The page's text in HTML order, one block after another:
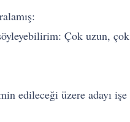
Çok uzun, çok
edileceği üzere adayı işe